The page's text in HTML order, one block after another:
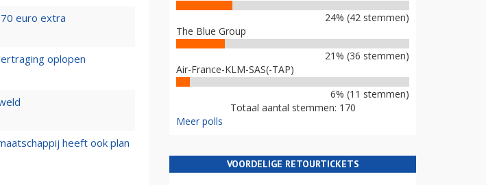
euro extra
oplopen
heeft ook plan
24% (42 stemmen)
The Blue Group
21% (36 stemmen)
Air-France-KLM-SAS(-TAP)
6% (11 stemmen)
Totaal aantal stemmen: 170
Meer polls
VOORDELIGE RETOURTICKETS